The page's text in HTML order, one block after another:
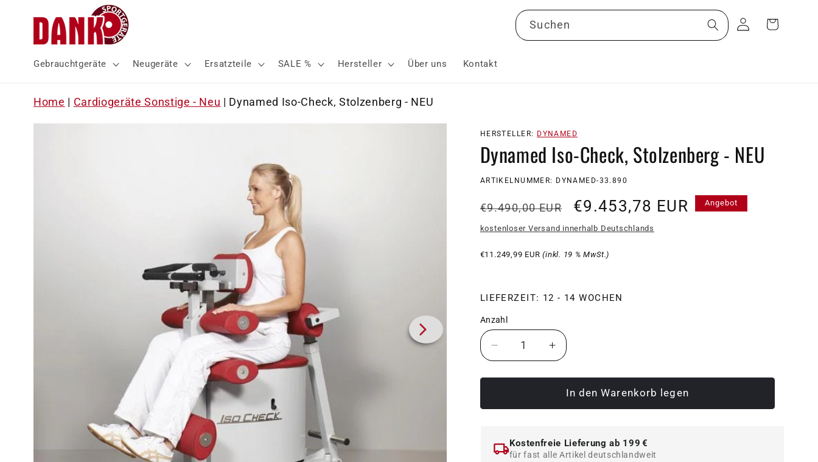
zum
Inhalt
Gebrauchtgeräte Neugeräte Ersatzteile SALE % Hersteller Über uns Kontakt
Suchen EinloggenWarenkorb
Home | Cardiogeräte Sonstige - Neu | Dynamed Iso-Check, Stolzenberg - NEU
HERSTELLER: DYNAMED
Dynamed Iso-Check, Stolzenberg - NEU
SKU:
ARTIKELNUMMER: DYNAMED-33.890
Normaler
Preis
€9.490,00 EUR Verkaufspreis
€9.453,78 EUR Angebot
kostenloser Versand innerhalb Deutschlands
€11.249,99 EUR(inkl. 19 % MwSt.)
LIEFERZEIT: 12 - 14 WOCHEN
Anzahl
Verringere
die
Menge
Dynamed
Stolzenberg
Erhöhe
die
Menge
Dynamed
Stolzenberg
In den Warenkorb legen
Kostenfreie Lieferung ab 199 €
für fast alle Artikel deutschlandweit